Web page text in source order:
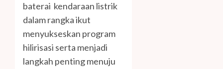
baterai kendaraan listrik
dalam rangka ikut
menyukseskan program
hilirisasi serta menjadi
langkah penting menuju